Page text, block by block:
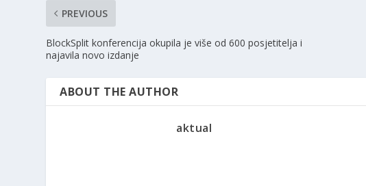
PREVIOUS
BlockSplit konferencija okupila je više od 600 posjetitelja i
najavila novo izdanje
ABOUT THE AUTHOR
aktual